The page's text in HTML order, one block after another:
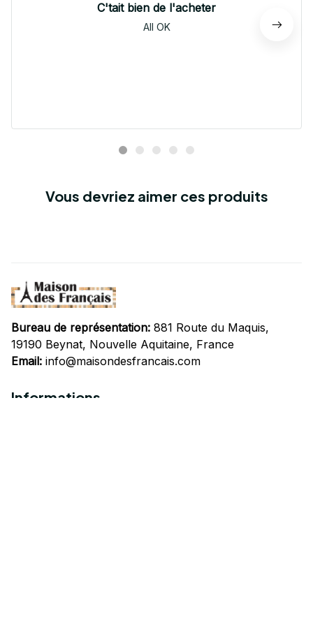
C'tait bien de l'acheter
All OK
Vous devriez aimer ces produits
Bureau de représentation: 881 Route du Maquis,
19190 Beynat, Nouvelle Aquitaine, France
Email: info@maisondesfrancais.com
Informations